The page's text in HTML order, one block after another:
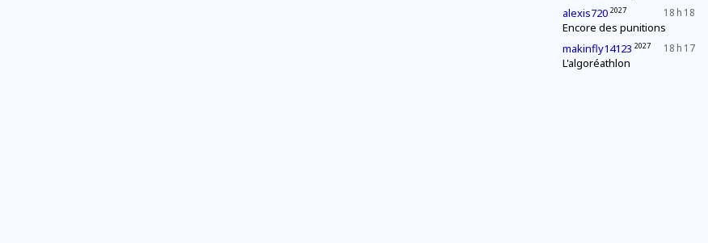
18 h 18
alexis720 2027
Encore des punitions
18 h 17
makinfly14123 2027
L'algoréathlon